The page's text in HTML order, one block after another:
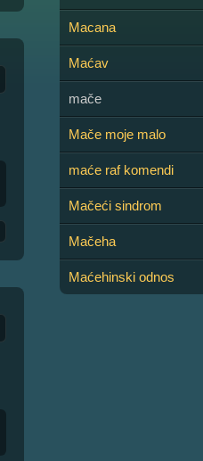
Macana
Maćav
mače
Mače moje malo
maće raf komendi
Mačeći sindrom
Mačeha
Maćehinski odnos